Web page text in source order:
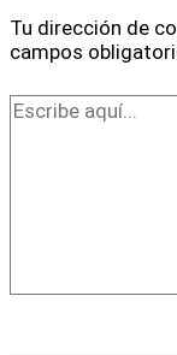
Tu dirección de
campos
Escribe